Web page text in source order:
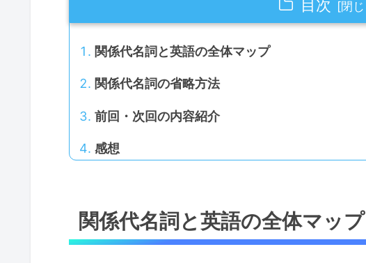
目次
関係代名詞と英語の全体マップ
関係代名詞の省略方法
前回・次回の内容紹介
感想
関係代名詞と英語の全体マップ